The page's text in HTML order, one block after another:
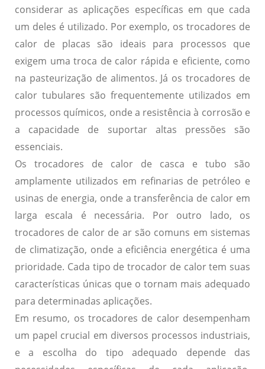
considerar as aplicações específicas em que cada
um deles é utilizado. Por exemplo, os trocadores de
calor de placas são ideais para processos que
exigem uma troca de calor rápida e eficiente, como
na pasteurização de alimentos. Já os trocadores de
calor tubulares são frequentemente utilizados em
processos químicos, onde a resistência à corrosão e
a capacidade de suportar altas pressões são
essenciais.
Os trocadores de calor de casca e tubo são
amplamente utilizados em refinarias de petróleo e
usinas de energia, onde a transferência de calor em
larga escala é necessária. Por outro lado, os
trocadores de calor de ar são comuns em sistemas
de climatização, onde a eficiência energética é uma
prioridade. Cada tipo de trocador de calor tem suas
características únicas que o tornam mais adequado
para determinadas aplicações.
Em resumo, os trocadores de calor desempenham
um papel crucial em diversos processos industriais,
e a escolha do tipo adequado depende das